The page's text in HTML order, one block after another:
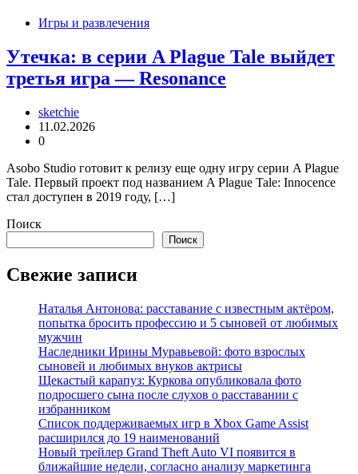
Игры и развлечения
Утечка: в серии A Plague Tale выйдет
третья игра — Resonance
sketchie
11.02.2026
0
Asobo Studio готовит к релизу еще одну игру серии A Plague
Tale. Первый проект под названием A Plague Tale: Innocence
стал доступен в 2019 году, […]
Поиск
Поиск
Свежие записи
Наталья Антонова: расставание с известным актёром,
попытка бросить профессию и 5 сыновей от любимых
мужчин
Наследники Ирины Муравьевой: фото взрослых
сыновей и любимых внуков актрисы
Щекастый карапуз: Куркова опубликовала фото
подросшего сына после слухов о расставании с
избранником
Список поддерживаемых игр в Xbox Game Assist
расширился до 19 наименований
Новый трейлер Grand Theft Auto VI появится в
ближайшие недели, согласно анализу маркетинга